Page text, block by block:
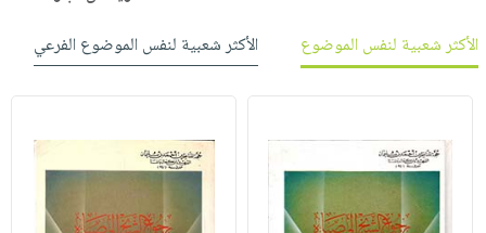
الأكثر شعبية لنفس الموضوع
الأكثر شعبية لنفس الموضوع الفرعي